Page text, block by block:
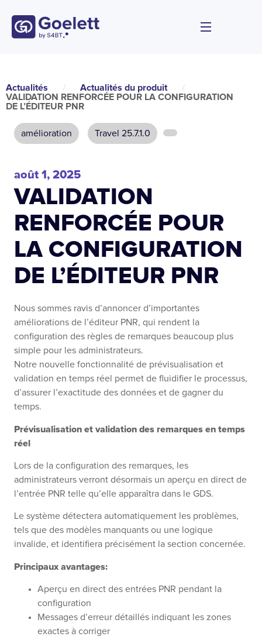
Actualités / Actualités du produit
/
VALIDATION RENFORCÉE POUR LA CONFIGURATION
DE L’ÉDITEUR PNR
amélioration Travel 25.7.1.0
août 1, 2025
VALIDATION
RENFORCÉE POUR
LA CONFIGURATION
DE L’ÉDITEUR PNR
Nous sommes ravis d’annoncer d’importantes
améliorations de l’éditeur PNR, qui rendent la
configuration des règles de remarques beaucoup plus
simple pour les administrateurs.
Notre nouvelle fonctionnalité de prévisualisation et
validation en temps réel permet de fluidifier le processus,
d’assurer l’exactitude des données et de gagner du
temps.
Prévisualisation et validation des remarques en temps
réel
Lors de la configuration des remarques, les
administrateurs verront désormais un aperçu en direct de
l’entrée PNR telle qu’elle apparaîtra dans le GDS.
Le système détectera automatiquement les problèmes,
tels que des modèles manquants ou une logique
invalide, et identifiera précisément la section concernée.
Principaux avantages:
Aperçu en direct des entrées PNR pendant la
configuration
Messages d’erreur détaillés indiquant les zones
exactes à corriger